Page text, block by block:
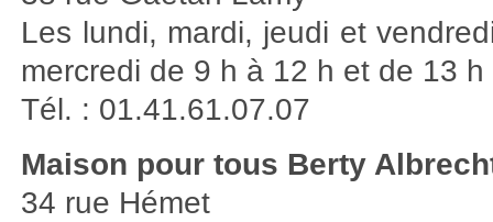
Les lundi, mardi, jeudi et
mercredi de 9 h à 12 h et de 13
Tél. : 01.41.61.07.07
Maison pour tous Berty
34 rue Hémet